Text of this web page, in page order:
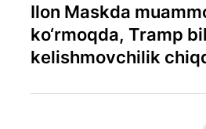
Ilon Maskda
ko‘rmoqda, Tramp
kelishmovchilik